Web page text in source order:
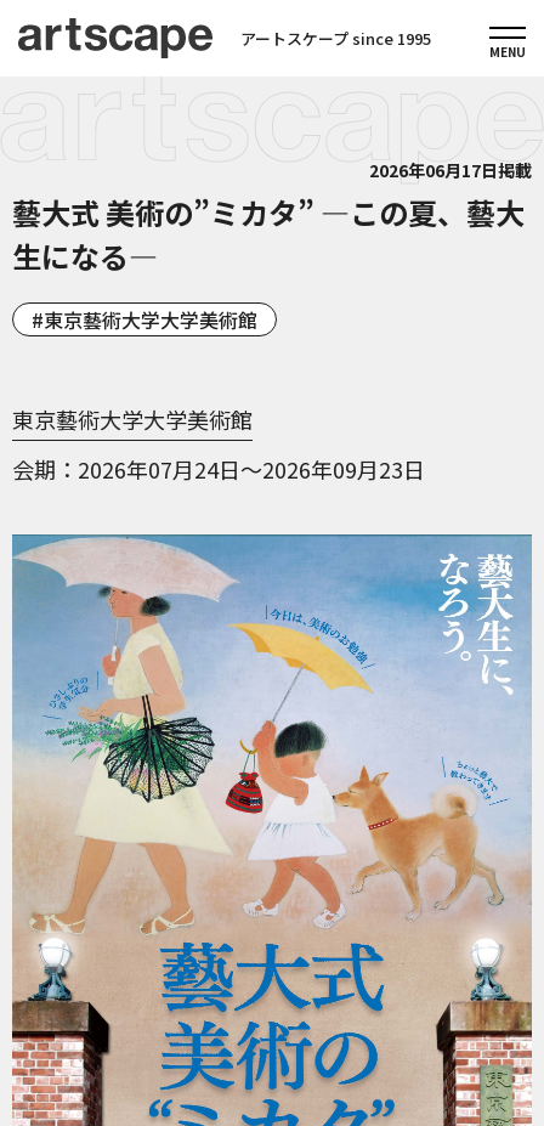
アートスケープ since 1995
2026年06月17日掲載
藝大式 美術の”ミカタ” ―この夏、藝大
生になる―
東京藝術大学大学美術館
東京藝術大学大学美術館
会期
2026年07月24日～2026年09月23日